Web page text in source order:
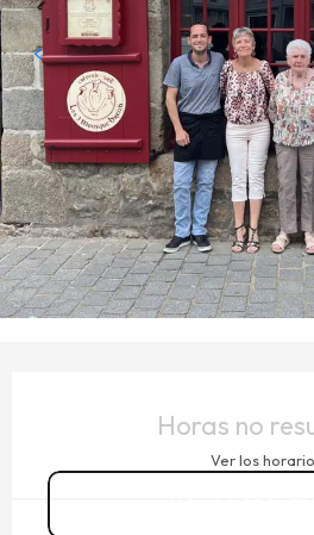
Horas no
Ver los